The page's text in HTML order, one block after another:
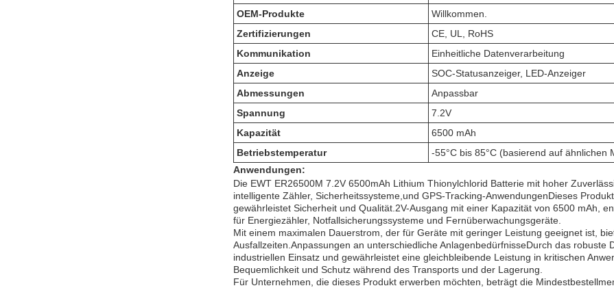
OEM-Produkte
Willkommen.
Zertifizierungen
CE, UL, RoHS
Kommunikation
Einheitliche Datenverarbeitung
Anzeige
SOC-Statusanzeiger, LED-Anzeiger
Abmessungen
Anpassbar
Spannung
7.2V
Kapazität
6500 mAh
Betriebstemperatur
-55°C bis 85°C (basierend auf ähnlichen
Anwendungen:
Die EWT ER26500M 7.2V 6500mAh Lithium Thionylchlorid Batterie mit hoher
intelligente Zähler, Sicherheitssysteme,und GPS-Tracking-AnwendungenDieses
gewährleistet Sicherheit und Qualität.2V-Ausgang mit einer Kapazität von 6500 mAh,
für Energiezähler, Notfallsicherungssysteme und Fernüberwachungsgeräte.
Mit einem maximalen Dauerstrom, der für Geräte mit geringer Leistung geeignet ist,
Ausfallzeiten.Anpassungen an unterschiedliche AnlagenbedürfnisseDurch das
industriellen Einsatz und gewährleistet eine gleichbleibende Leistung in kritischen
Bequemlichkeit und Schutz während des Transports und der Lagerung.
Für Unternehmen, die dieses Produkt erwerben möchten, beträgt die